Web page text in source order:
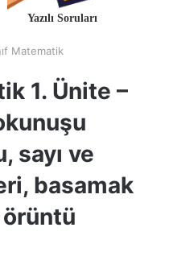
Yazılı Soruları
Matematik
1. Ünite –
sayı ve
basamak
örüntü